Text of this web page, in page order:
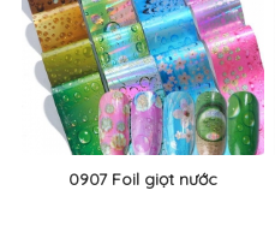
0907 Foil giọt nước